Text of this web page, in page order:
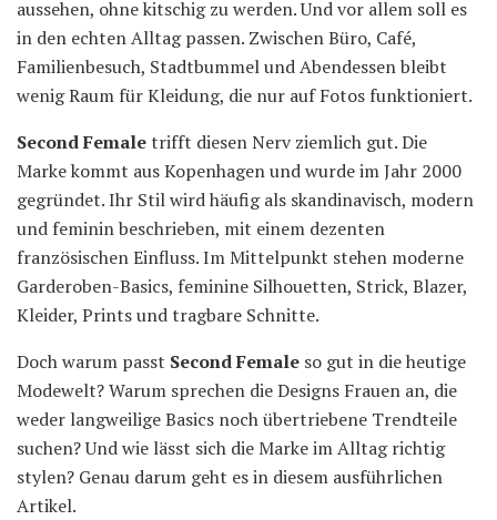
aussehen, ohne kitschig zu werden. Und vor allem soll es
in den echten Alltag passen. Zwischen Büro, Café,
Familienbesuch, Stadtbummel und Abendessen bleibt
wenig Raum für Kleidung, die nur auf Fotos funktioniert.
Second Femaletrifft diesen Nerv ziemlich gut. Die
Marke kommt aus Kopenhagen und wurde im Jahr 2000
gegründet. Ihr Stil wird häufig als skandinavisch, modern
und feminin beschrieben, mit einem dezenten
französischen Einfluss. Im Mittelpunkt stehen moderne
Garderoben-Basics, feminine Silhouetten, Strick, Blazer,
Kleider, Prints und tragbare Schnitte.
Doch warum passt Second Female so gut in die heutige
Modewelt? Warum sprechen die Designs Frauen an, die
weder langweilige Basics noch übertriebene Trendteile
suchen? Und wie lässt sich die Marke im Alltag richtig
stylen? Genau darum geht es in diesem ausführlichen
Artikel.